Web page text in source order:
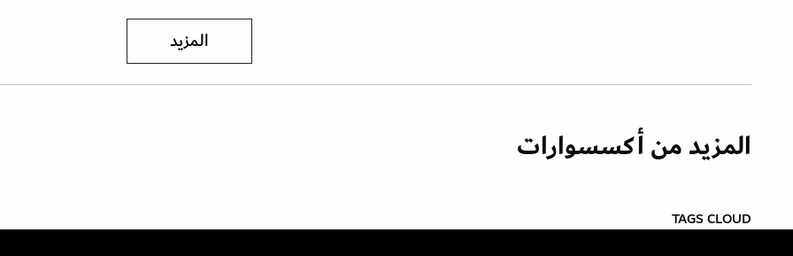
المزيد
المزيد من أكسسوارات
TAGS CLOUD